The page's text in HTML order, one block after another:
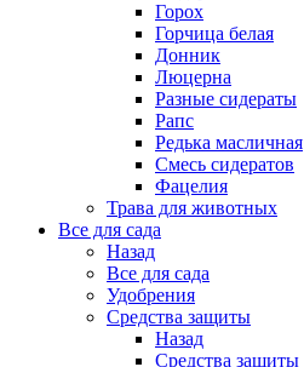
Горох
Горчица белая
Донник
Люцерна
Разные сидераты
Рапс
Редька масличная
Смесь сидератов
Фацелия
Трава для животных
Все для сада
Назад
Все для сада
Удобрения
Средства защиты
Назад
Средства защиты